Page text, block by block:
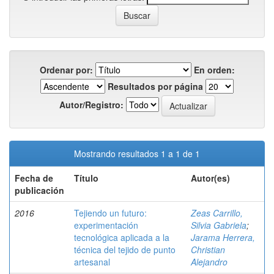
Ordenar por:
En orden:
Resultados por página
Autor/Registro:
Mostrando resultados 1 a 1 de 1
Fecha de
publicación
Título Autor(es)
2016
Tejiendo un futuro:
experimentación
tecnológica aplicada a la
técnica del tejido de punto
artesanal
Zeas Carrillo,
Silvia Gabriela;
Jarama Herrera,
Christian
Alejandro